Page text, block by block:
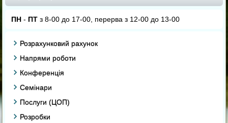
ПН - ПТ з 8-00 до 17-00, перерва з 12-00 до 13-00
Розрахунковий рахунок
Напрями роботи
Конференція
Семінари
Послуги (ЦОП)
Розробки